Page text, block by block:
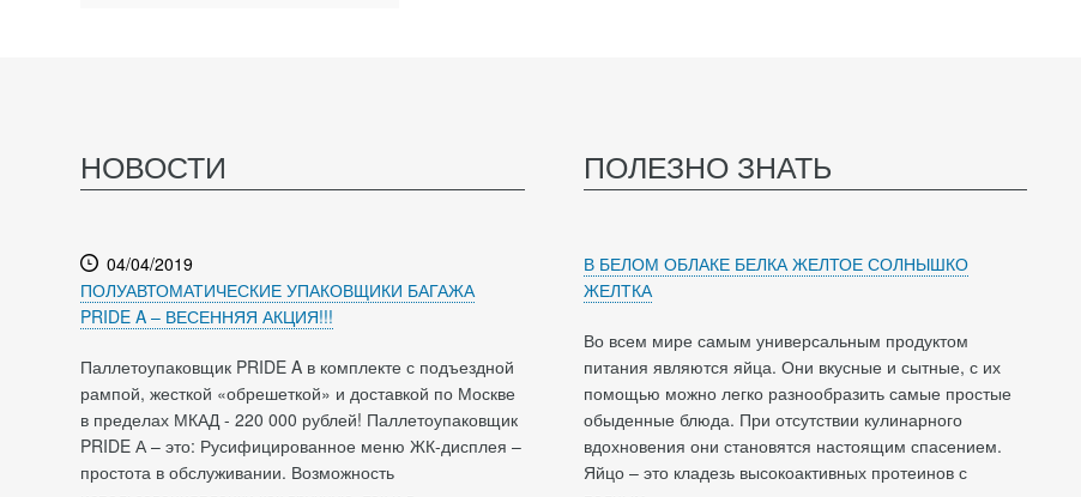
НОВОСТИ
04/04/2019
ПОЛУАВТОМАТИЧЕСКИЕ УПАКОВЩИКИ БАГАЖА
PRIDE A – ВЕСЕННЯЯ АКЦИЯ!!!
Паллетоупаковщик PRIDE A в комплекте с подъездной
рампой, жесткой «обрешеткой» и доставкой по Москве
в пределах МКАД - 220 000 рублей! Паллетоупаковщик
PRIDE А – это: Русифицированное меню ЖК-дисплея –
простота в обслуживании. Возможность
ПОЛЕЗНО ЗНАТЬ
В БЕЛОМ ОБЛАКЕ БЕЛКА ЖЕЛТОЕ СОЛНЫШКО
ЖЕЛТКА
Во всем мире самым универсальным продуктом
питания являются яйца. Они вкусные и сытные, с их
помощью можно легко разнообразить самые простые
обыденные блюда. При отсутствии кулинарного
вдохновения они становятся настоящим спасением.
Яйцо – это кладезь высокоактивных протеинов с